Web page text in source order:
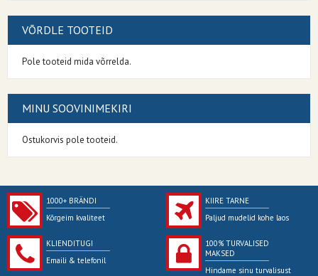
VÕRDLE TOOTEID
Pole tooteid mida võrrelda.
MINU SOOVINIMEKIRI
Ostukorvis pole tooteid.
1000+ BRÄNDI
Kõrgeim kvaliteet
KIIRE TARNE
Paljud mudelid kohe laos
KLIENDITUGI
Emaili & telefonil
100% TURVALISED
MAKSED
Hindame sinu turvalisust